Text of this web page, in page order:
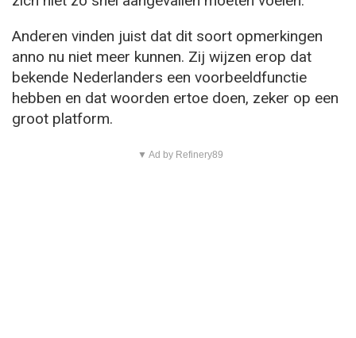
Anderen vinden juist dat dit soort opmerkingen
anno nu niet meer kunnen. Zij wijzen erop dat
bekende Nederlanders een voorbeeldfunctie
hebben en dat woorden ertoe doen, zeker op een
groot platform.
▼ Ad by Refinery89